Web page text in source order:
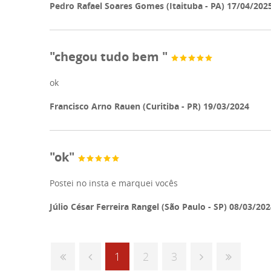
Pedro Rafael Soares Gomes (Itaituba - PA) 17/04/
"chegou tudo bem "
ok
Francisco Arno Rauen (Curitiba - PR) 19/03/2024
"ok"
Postei no insta e marquei vocês
Júlio César Ferreira Rangel (São Paulo - SP) 08/03/
1 2 3